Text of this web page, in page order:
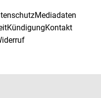
Mediadaten
KündigungKontakt